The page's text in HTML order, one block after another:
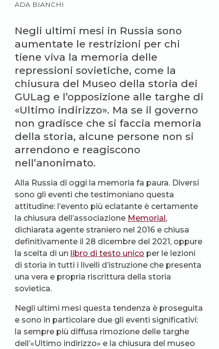
ADA BIANCHI
Negli ultimi mesi in Russia sono
aumentate le restrizioni per chi
tiene viva la memoria delle
repressioni sovietiche, come la
chiusura del Museo della storia dei
GULag e l’opposizione alle targhe di
«Ultimo indirizzo». Ma se il governo
non gradisce che si faccia memoria
della storia, alcune persone non si
arrendono e reagiscono
nell’anonimato.
Alla Russia di oggi la memoria fa paura. Diversi
sono gli eventi che testimoniano questa
attitudine: l’evento più eclatante è certamente
la chiusura dell’associazione Memorial ,
dichiarata agente straniero nel 2016 e chiusa
definitivamente il 28 dicembre del 2021, oppure
la scelta di un libro di testo unico per le lezioni
di storia in tutti i livelli d’istruzione che presenta
una vera e propria riscrittura della storia
sovietica.
Negli ultimi mesi questa tendenza è proseguita
e sono in particolare due gli eventi significativi:
la sempre più diffusa rimozione delle targhe
dell’«Ultimo indirizzo» e la chiusura del museo